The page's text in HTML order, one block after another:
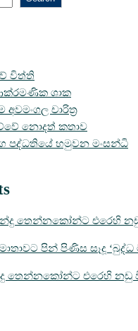
විත්ති
ශාක
චාරිත්‍ර
නොදත් කතාව
පද්ධතියේ හමුවන මංසන්ධි
තෙන්නකෝන්ට එරෙහි
පින් පිණිස සෑදූ ‘බුද්ධ
තෙන්නකෝන්ට එරෙහි නඩු